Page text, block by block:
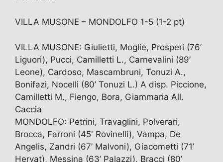
VILLA MUSONE – MONDOLFO 1-5 (1-2 pt)
VILLA MUSONE: Giulietti, Moglie, Prosperi (76’
Liguori), Pucci, Camilletti L., Carnevalini (89’
Leone), Cardoso, Mascambruni, Tonuzi A.,
Bonifazi, Nocelli (80’ Tonuzi L.) A disp. Piccione,
Camilletti M., Fiengo, Bora, Giammaria All.
Caccia
MONDOLFO: Petrini, Travaglini, Polverari,
Brocca, Farroni (45' Rovinelli), Vampa, De
Angelis, Zandri (67’ Malvoni), Giacometti (71’
Hervat), Messina (63’ Palazzi), Bracci (80’